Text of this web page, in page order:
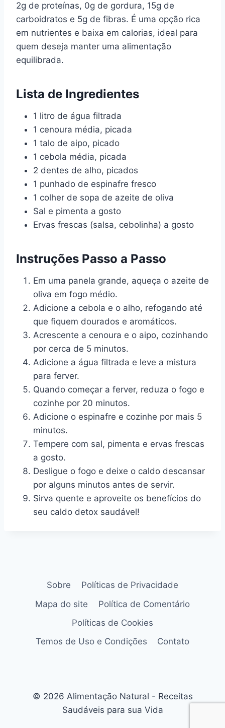
2g de proteínas, 0g de gordura, 15g de
carboidratos e 5g de fibras. É uma opção rica
em nutrientes e baixa em calorias, ideal para
quem deseja manter uma alimentação
equilibrada.
Lista de Ingredientes
1 litro de água filtrada
1 cenoura média, picada
1 talo de aipo, picado
1 cebola média, picada
2 dentes de alho, picados
1 punhado de espinafre fresco
1 colher de sopa de azeite de oliva
Sal e pimenta a gosto
Ervas frescas (salsa, cebolinha) a gosto
Instruções Passo a Passo
Em uma panela grande, aqueça o azeite de
oliva em fogo médio.
Adicione a cebola e o alho, refogando até
que fiquem dourados e aromáticos.
Acrescente a cenoura e o aipo, cozinhando
por cerca de 5 minutos.
Adicione a água filtrada e leve a mistura
para ferver.
Quando começar a ferver, reduza o fogo e
cozinhe por 20 minutos.
Adicione o espinafre e cozinhe por mais 5
minutos.
Tempere com sal, pimenta e ervas frescas
a gosto.
Desligue o fogo e deixe o caldo descansar
por alguns minutos antes de servir.
Sirva quente e aproveite os benefícios do
seu caldo detox saudável!
Sobre
Políticas de Privacidade
Mapa do site
Política de Comentário
Políticas de Cookies
Temos de Uso e Condições
Contato
© 2026 Alimentação Natural - Receitas
Saudáveis para sua Vida